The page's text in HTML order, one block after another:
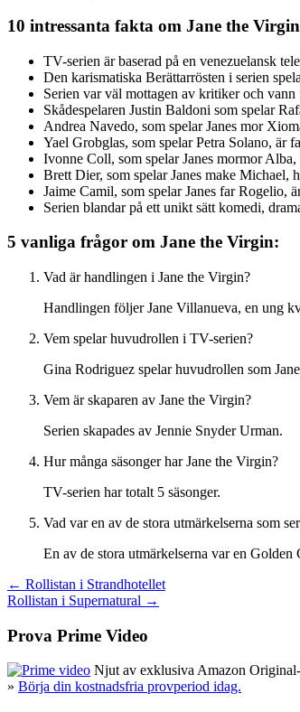
10 intressanta fakta om Jane the
TV-serien är baserad på en venezuelansk
Den karismatiska Berättarrösten i serien
Serien var väl mottagen av kritiker och
Skådespelaren Justin Baldoni som spelar
Andrea Navedo, som spelar Janes mor
Yael Grobglas, som spelar Petra Solano, är
Ivonne Coll, som spelar Janes mormor
Brett Dier, som spelar Janes make Michael,
Jaime Camil, som spelar Janes far Rogelio,
Serien blandar på ett unikt sätt komedi,
5 vanliga frågor om Jane the Virgin:
Vad är handlingen i Jane the Virgin?
Handlingen följer Jane Villanueva, en ung
Vem spelar huvudrollen i TV-serien?
Gina Rodriguez spelar huvudrollen som
Vem är skaparen av Jane the Virgin?
Serien skapades av Jennie Snyder Urman.
Hur många säsonger har Jane the Virgin?
TV-serien har totalt 5 säsonger.
Vad var en av de stora utmärkelserna som
En av de stora utmärkelserna var en
Inläggsnavigering
← Rollistan i Strandhotellet
Rollistan i Supernatural →
Prova Prime Video
Njut av exklusiva Amazon
» Börja din kostnadsfria provperiod idag.